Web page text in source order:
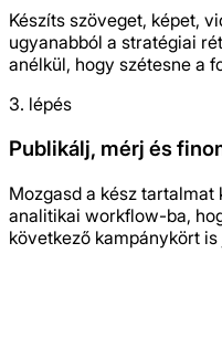
Készíts szöveget, képet,
ugyanabból a stratégiai
anélkül, hogy szétesne a
3. lépés
Publikálj, mérj és
Mozgasd a kész
analitikai workflow-ba,
következő kampánykört